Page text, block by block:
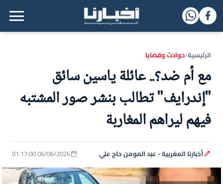
القائمة الرئيسية
الرئيسية‹حوادث وقضايا
مع أم ضد؟.. عائلة ياسين سائق
"إندرايف" تطالب بنشر صور المشتبه
فيهم ليراهم المغاربة
أخبارنا المغربية - عبد المومن حاج علي 06/06/2026 01:17:00